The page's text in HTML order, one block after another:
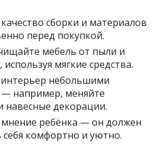
сборки и материалов
перед покупкой.
мебель от пыли и
используя мягкие средства.
небольшими
например, меняйте
навесные декорации.
ребёнка — он должен
себя комфортно и уютно.